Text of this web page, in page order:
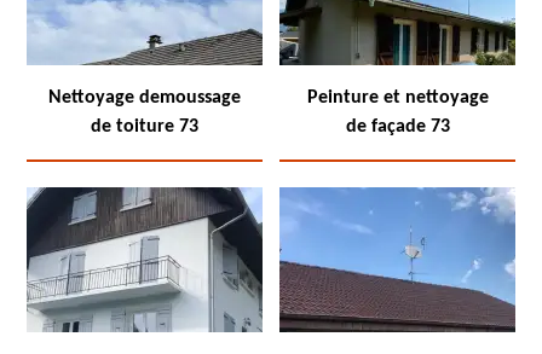
Nettoyage demoussage
de toiture 73
Peinture et nettoyage
de façade 73